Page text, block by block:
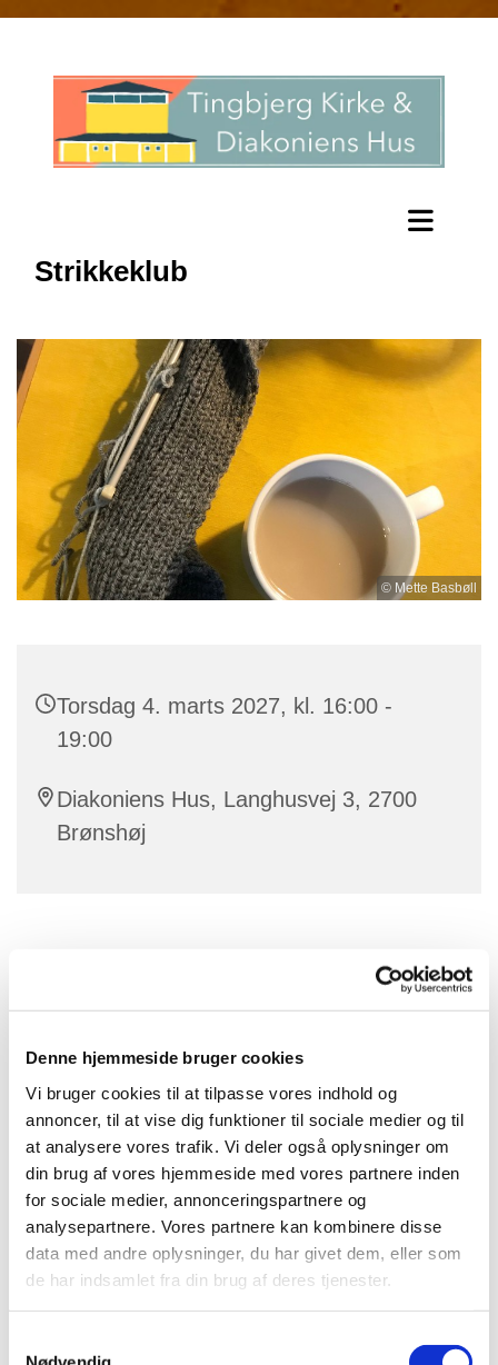
Denne hjemmeside bruger cookies
Vi bruger cookies til at tilpasse vores indhold og
annoncer, til at vise dig funktioner til sociale medier og til
at analysere vores trafik. Vi deler også oplysninger om
din brug af vores hjemmeside med vores partnere inden
for sociale medier, annonceringspartnere og
analysepartnere. Vores partnere kan kombinere disse
data med andre oplysninger, du har givet dem, eller som
de har indsamlet fra din brug af deres tjenester.
Strikkeklub
© Mette Basbøll
Torsdag 4. marts 2027, kl. 16:00 -
19:00
Diakoniens Hus, Langhusvej 3, 2700
Brønshøj